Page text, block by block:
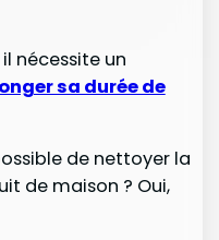
nécessite un
sa durée de
de nettoyer la
de maison ? Oui,